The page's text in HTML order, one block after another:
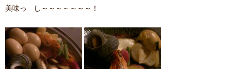
美味っ し～～～～～～～！